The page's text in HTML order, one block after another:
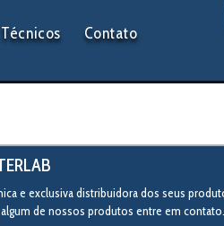
Contato
e exclusiva distribuidora dos seus
de nossos produtos entre em contato.